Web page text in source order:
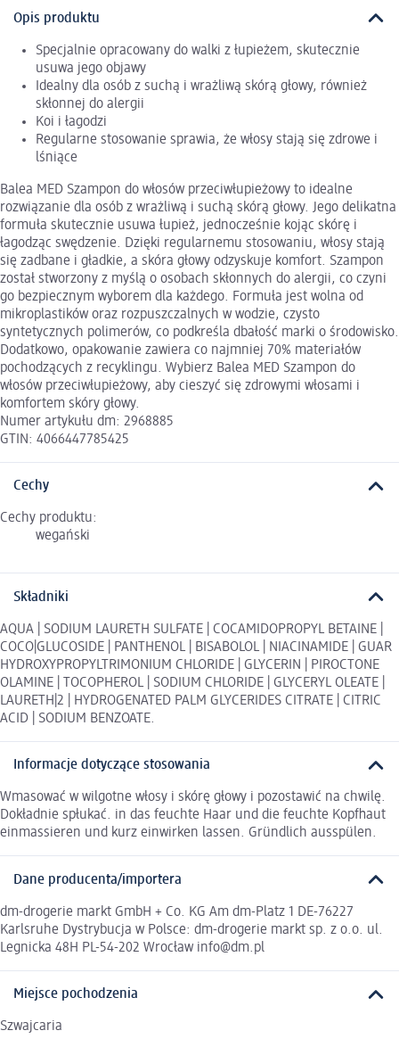
Opis produktu
Specjalnie opracowany do walki z łupieżem, skutecznie
usuwa jego objawy
Idealny dla osób z suchą i wrażliwą skórą głowy, również
skłonnej do alergii
Koi i łagodzi
Regularne stosowanie sprawia, że włosy stają się zdrowe i
lśniące
Balea MED Szampon do włosów przeciwłupieżowy to idealne
rozwiązanie dla osób z wrażliwą i suchą skórą głowy. Jego delikatna
formuła skutecznie usuwa łupież, jednocześnie kojąc skórę i
łagodząc swędzenie. Dzięki regularnemu stosowaniu, włosy stają
się zadbane i gładkie, a skóra głowy odzyskuje komfort. Szampon
został stworzony z myślą o osobach skłonnych do alergii, co czyni
go bezpiecznym wyborem dla każdego. Formuła jest wolna od
mikroplastików oraz rozpuszczalnych w wodzie, czysto
syntetycznych polimerów, co podkreśla dbałość marki o środowisko.
Dodatkowo, opakowanie zawiera co najmniej 70% materiałów
pochodzących z recyklingu. Wybierz Balea MED Szampon do
włosów przeciwłupieżowy, aby cieszyć się zdrowymi włosami i
komfortem skóry głowy.
Numer artykułu dm: 2968885
GTIN: 4066447785425
Cechy
Cechy produktu:
wegański
Składniki
AQUA | SODIUM LAURETH SULFATE | COCAMIDOPROPYL BETAINE |
COCO|GLUCOSIDE | PANTHENOL | BISABOLOL | NIACINAMIDE | GUAR
HYDROXYPROPYLTRIMONIUM CHLORIDE | GLYCERIN | PIROCTONE
OLAMINE | TOCOPHEROL | SODIUM CHLORIDE | GLYCERYL OLEATE |
LAURETH|2 | HYDROGENATED PALM GLYCERIDES CITRATE | CITRIC
ACID | SODIUM BENZOATE.
Informacje dotyczące stosowania
Wmasować w wilgotne włosy i skórę głowy i pozostawić na chwilę.
Dokładnie spłukać. in das feuchte Haar und die feuchte Kopfhaut
einmassieren und kurz einwirken lassen. Gründlich ausspülen.
Dane producenta/importera
dm-drogerie markt GmbH + Co. KG Am dm-Platz 1 DE-76227
Karlsruhe Dystrybucja w Polsce: dm-drogerie markt sp. z o.o. ul.
Legnicka 48H PL-54-202 Wrocław info@dm.pl
Miejsce pochodzenia
Szwajcaria